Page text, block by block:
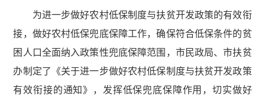
为进一步做好农村低保制度与扶贫开发政策的有效衔
接，做好农村低保兜底保障工作，确保符合低保条件的贫
困人口全面纳入政策性兜底保障范围，市民政局、市扶贫
办制定了《关于进一步做好农村低保制度与扶贫开发政策
有效衔接的通知》，发挥低保兜底保障作用，切实做好